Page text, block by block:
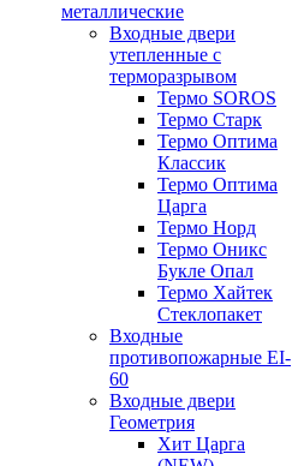
металлические
Входные двери
утепленные с
терморазрывом
Термо SOROS
Термо Старк
Термо Оптима
Классик
Термо Оптима
Царга
Термо Норд
Термо Оникс
Букле Опал
Термо Хайтек
Стеклопакет
Входные
противопожарные EI-
60
Входные двери
Геометрия
Хит Царга